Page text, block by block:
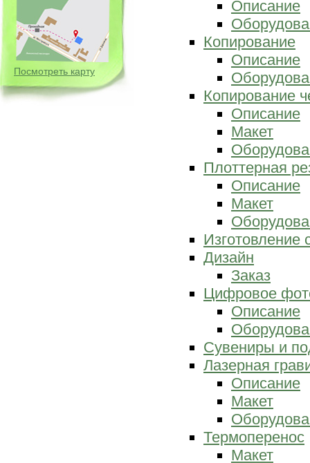
Посмотреть карту
Описание
Копирование
Описание
Копирование
Описание
Макет
Плоттерная
Описание
Макет
Изготовление
Дизайн
Заказ
Цифровое
Описание
Сувениры и
Лазерная
Описание
Макет
Термоперенос
Макет